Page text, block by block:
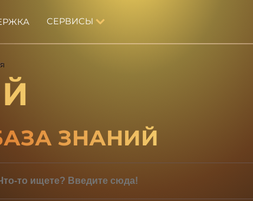
СЕРВИСЫ
ЗНАНИЙ